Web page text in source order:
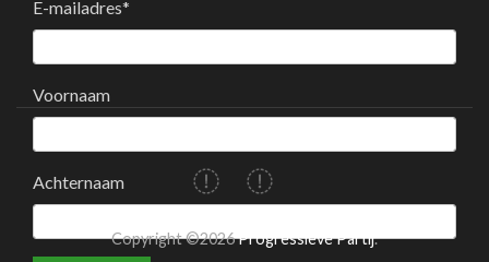
E-mailadres*
Voornaam
Achternaam
Copyright ©2026Progressieve Partij.